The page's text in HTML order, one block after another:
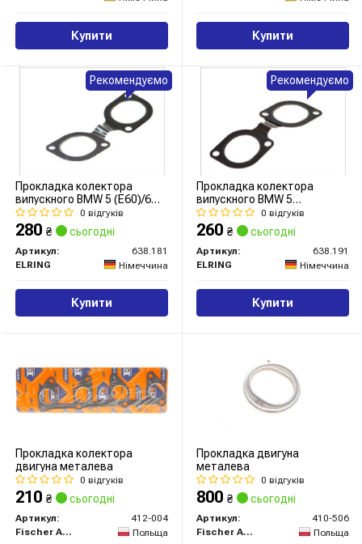
Купити Купити
Прокладка колектора
випускного BMW 5 (E60)/6
(E63/64)/7 (E38) 3.0i-4.9i 92-
10, M60/M62
0 відгуків
280 ₴ сьогодні
Артикул:
638.181
ELRING
Німеччина
Купити
Рекомендуємо
Прокладка колектора
випускного BMW 5
(E34/E39)/7 (E38)/8 (E31) 3.5-
5.0i 92-03 M60/M62/S62
0 відгуків
260 ₴ сьогодні
Артикул:
638.191
ELRING
Німеччина
Купити
Рекомендуємо
Прокладка колектора
двигуна металева
0 відгуків
210 ₴ сьогодні
Артикул:
412-004
Fischer Automotive One (FA1)
Польща
Прокладка двигуна
металева
0 відгуків
800 ₴ сьогодні
Артикул:
410-506
Fischer Automotive One (FA1)
Польща